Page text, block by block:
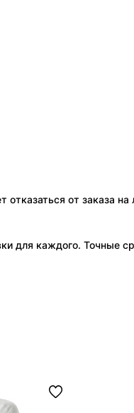
от заказа на
для каждого. Точные